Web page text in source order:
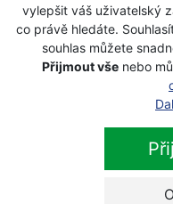
vylepšit váš uživatelský
co právě hledáte.
souhlas můžete
Přijmout vše nebo
540 Kč
440
Newsletter